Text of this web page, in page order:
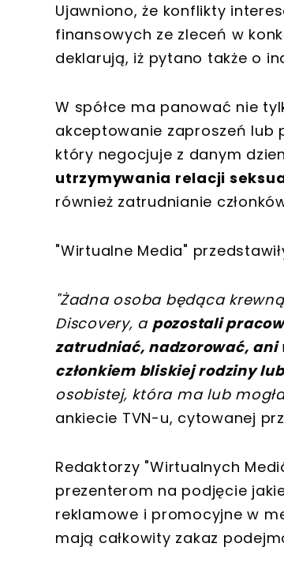
Ujawniono, że konflikty
finansowych ze zleceń w
deklarują, iż pytano także o
W spółce ma panować nie
akceptowanie zaproszeń lub
który negocjuje z danym
utrzymywania relacji
również zatrudnianie
"Wirtualne Media"
"Żadna osoba będąca
Discovery, a pozostali
zatrudniać, nadzorować, ani
członkiem bliskiej rodziny
osobistej, która ma lub
ankiecie TVN-u, cytowanej
Redaktorzy "Wirtualnych
prezenterom na podjęcie
reklamowe i promocyjne w
mają całkowity zakaz